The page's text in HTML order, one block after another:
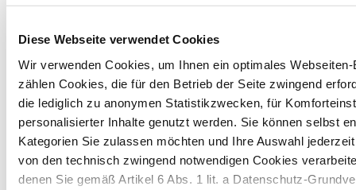
Diese Webseite verwendet Cookies
Wir verwenden Cookies, um Ihnen ein optimales
zählen Cookies, die für den Betrieb der Seite zwingend
die lediglich zu anonymen Statistikzwecken, für
personalisierter Inhalte genutzt werden. Sie können selbst
Kategorien Sie zulassen möchten und Ihre Auswahl
von den technisch zwingend notwendigen Cookies
denen Sie gemäß Artikel 6 Abs. 1 lit. a Datenschutz-
PACKAGING
News